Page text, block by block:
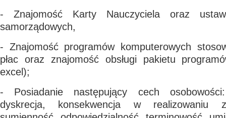
- Znajomość Karty Nauczyciela oraz
samorządowych,
- Znajomość programów komputerowych
płac oraz znajomość obsługi pakietu
excel);
- Posiadanie następujący cech osobowości:
dyskrecja, konsekwencja w realizowaniu